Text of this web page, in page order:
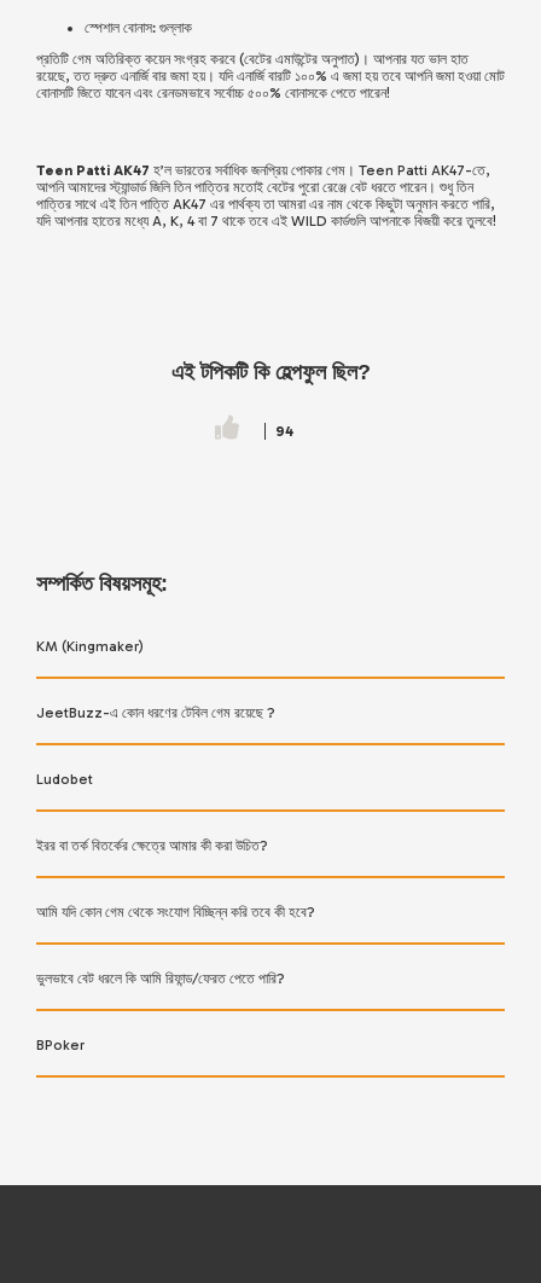
স্পেশাল বোনাস: গুল্‌লাক
প্রতিটি গেম অতিরিক্ত কয়েন সংগ্রহ করবে (বেটের এমাউন্টের অনুপাত)। আপনার যত ভাল হাত
রয়েছে, তত দ্রুত এনার্জি বার জমা হয়। যদি এনার্জি বারটি ১০০% এ জমা হয় তবে আপনি জমা হওয়া মোট
বোনাসটি জিতে যাবেন এবং রেনডমভাবে সর্বোচ্চ ৫০০% বোনাসকে পেতে পারেন!
Teen Patti AK47 হ’ল ভারতের সর্বাধিক জনপ্রিয় পোকার গেম। Teen Patti AK47-তে,
আপনি আমাদের স্ট্যান্ডার্ড জিলি তিন পাত্তির মতোই বেটের পুরো রেঞ্জে বেট ধরতে পারেন। শুধু তিন
পাত্তির সাথে এই তিন পাত্তি AK47 এর পার্থক্য তা আমরা এর নাম থেকে কিছুটা অনুমান করতে পারি,
যদি আপনার হাতের মধ্যে A, K, 4 বা 7 থাকে তবে এই WILD কার্ডগুলি আপনাকে বিজয়ী করে তুলবে!
এই টপিকটি কি হেল্পফুল ছিল?
94
সম্পর্কিত বিষয়সমূহ:
KM (Kingmaker)
JeetBuzz-এ কোন ধরণের টেবিল গেম রয়েছে ?
Ludobet
ইরর বা তর্ক বিতর্কের ক্ষেত্রে আমার কী করা উচিত?
আমি যদি কোন গেম থেকে সংযোগ বিচ্ছিন্ন করি তবে কী হবে?
ভুলভাবে বেট ধরলে কি আমি রিফান্ড/ফেরত পেতে পারি?
BPoker